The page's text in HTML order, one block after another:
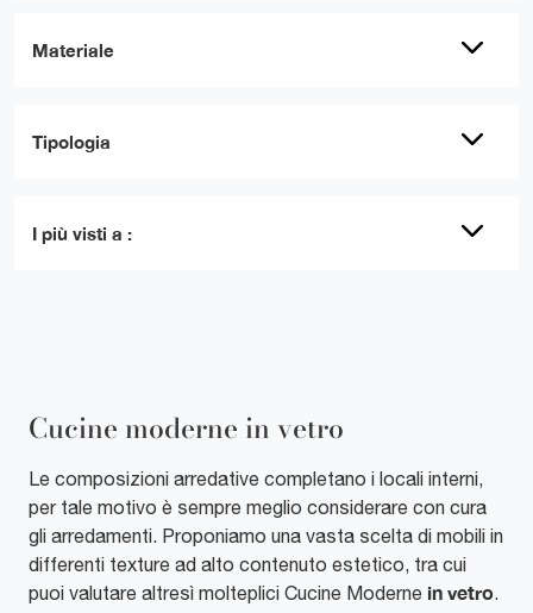
Materiale
Tipologia
I più visti a :
Cucine moderne in vetro
Le composizioni arredative completano i locali interni,
per tale motivo è sempre meglio considerare con cura
gli arredamenti. Proponiamo una vasta scelta di mobili in
differenti texture ad alto contenuto estetico, tra cui
puoi valutare altresì molteplici Cucine Moderne in vetro.